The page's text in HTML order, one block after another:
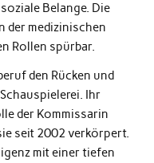
Belange. Die
der medizinischen
Rollen spürbar.
den Rücken und
Ihr
der Kommissarin
seit 2002 verkörpert.
mit einer tiefen